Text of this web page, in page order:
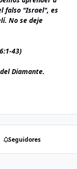
falso "Israel", es
No se deje
43)
Diamante.
Seguidores